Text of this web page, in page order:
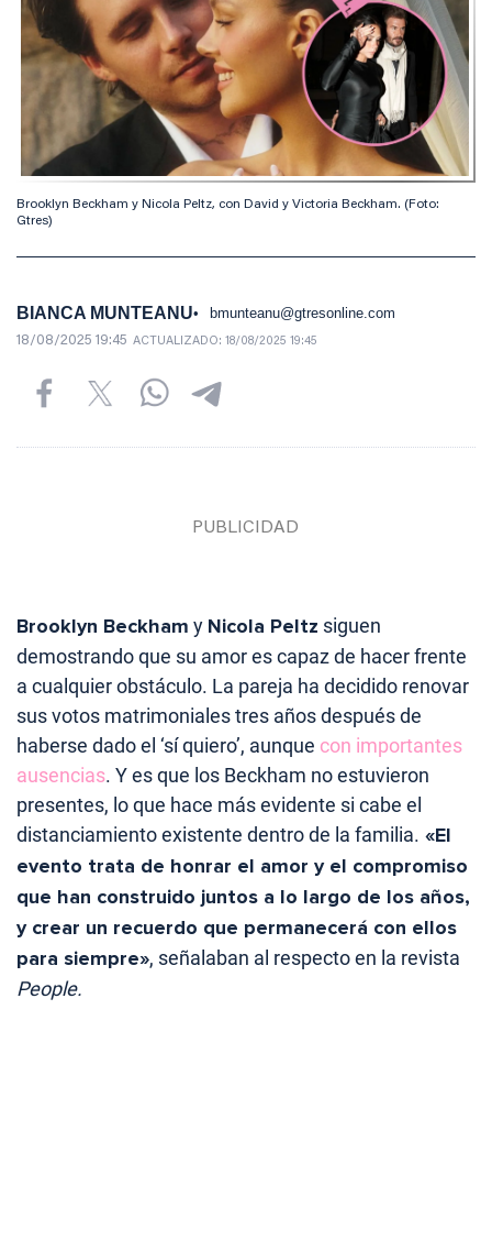
Brooklyn Beckham y Nicola Peltz, con David y Victoria Beckham. (Foto:
Gtres)
BIANCA MUNTEANU bmunteanu@gtresonline.com
18/08/2025 19:45 ACTUALIZADO: 18/08/2025 19:45
Brooklyn Beckham y Nicola Peltz siguen
demostrando que su amor es capaz de hacer frente
a cualquier obstáculo. La pareja ha decidido renovar
sus votos matrimoniales tres años después de
haberse dado el ‘sí quiero’, aunque con importantes
ausencias. Y es que los Beckham no estuvieron
presentes, lo que hace más evidente si cabe el
distanciamiento existente dentro de la familia. «El
evento trata de honrar el amor y el compromiso
que han construido juntos a lo largo de los años,
y crear un recuerdo que permanecerá con ellos
para siempre», señalaban al respecto en la revista
People.